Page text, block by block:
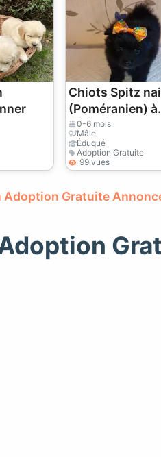
Chiots Spitz
(Poméranien) à
donner
0-6 mois
Mâle
Éduqué
Adoption Gratuite
99 vues
Adoption Gratuite